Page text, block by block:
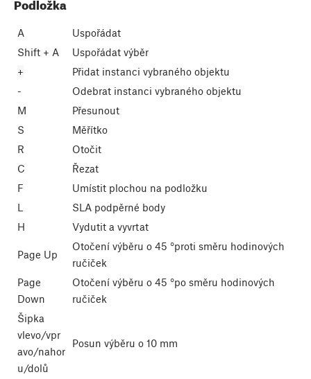
Podložka
A
Uspořádat
Shift + A
Uspořádat výběr
+
Přidat instanci vybraného objektu
-
Odebrat instanci vybraného objektu
M
Přesunout
S
Měřítko
R
Otočit
C
Řezat
F
Umístit plochou na podložku
L
SLA podpěrné body
H
Vydutit a vyvrtat
Page Up
Otočení výběru o 45 °proti směru hodinových
ručiček
Page
Down
Otočení výběru o 45 °po směru hodinových
ručiček
Šipka
vlevo/vpr
avo/nahor
u/dolů
Posun výběru o 10 mm